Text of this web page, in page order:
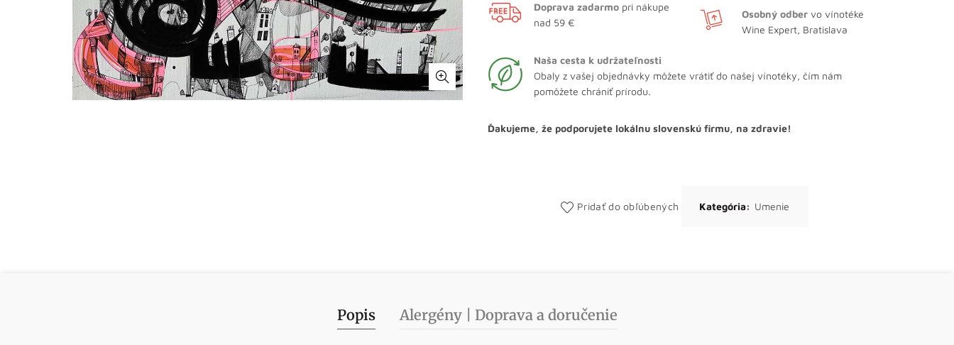
Doprava zadarmo pri nákupe
nad 59 €
Osobný odbervo vínotéke
Wine Expert, Bratislava
Naša cesta k udržateľnosti
Obaly z vašej objednávky môžete vrátiť do našej vínotéky, čím nám
pomôžete chrániť prírodu.
Ďakujeme, že podporujete lokálnu slovenskú firmu, na zdravie!
Pridať do obľúbených Kategória: Umenie
Popis Alergény | Doprava a doručenie